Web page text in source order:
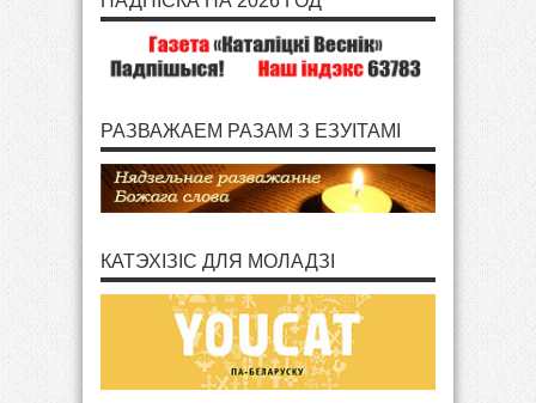
РАЗВАЖАЕМ РАЗАМ З ЕЗУІТАМІ
КАТЭХІЗІС ДЛЯ МОЛАДЗІ